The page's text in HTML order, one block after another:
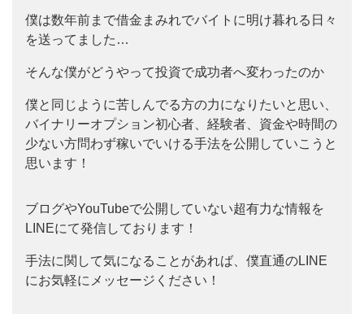
僕は数年前まで借金まみれでバイトに明け暮れる日々
を送ってました…
そんな僕がどうやって投資で成功者へ変わったのか
僕と同じように苦しんでる方の力になりたいと思い、
バイナリーオプション初心者、経験者、資金や時間の
少ない方問わず稼いでいける手法を公開していこうと
思います！
ブログやYouTubeで公開していない超有力な情報を
LINEにて発信しております！
手法に関して気になることがあれば、僕直通のLINE
にお気軽にメッセージください！